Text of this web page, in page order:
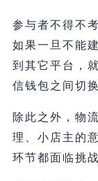
参与者不得不
如果一旦不能
到其它平台，
信钱包之间切
除此之外，物
理、小店主的
环节都面临挑战